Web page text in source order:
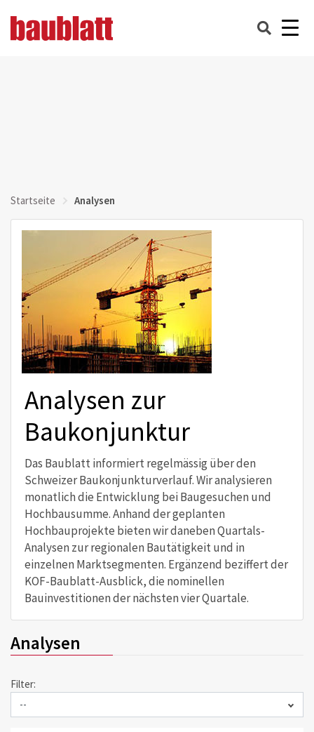
Startseite Analysen
Analysen zur
Baukonjunktur
Das Baublatt informiert regelmässig über den
Schweizer Baukonjunkturverlauf. Wir analysieren
monatlich die Entwicklung bei Baugesuchen und
Hochbausumme. Anhand der geplanten
Hochbauprojekte bieten wir daneben Quartals-
Analysen zur regionalen Bautätigkeit und in
einzelnen Marktsegmenten. Ergänzend beziffert der
KOF-Baublatt-Ausblick, die nominellen
Bauinvestitionen der nächsten vier Quartale.
Analysen
Filter: